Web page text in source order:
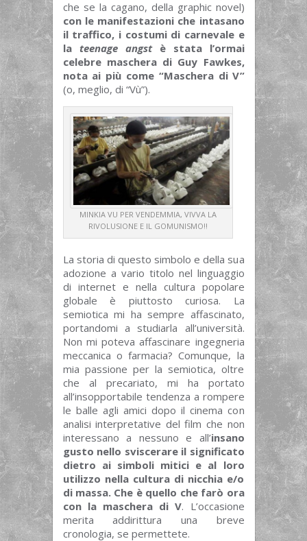
che se la cagano, della graphic novel)
con le manifestazioni che intasano
il traffico, i costumi di carnevale e
la teenage angst è stata l’ormai
celebre maschera di Guy Fawkes,
nota ai più come “Maschera di V”
(o, meglio, di “Vù”).
MINKIA VU PER VENDEMMIA, VIVVA LA
RIVOLUSIONE E IL GOMUNISMO!!
La storia di questo simbolo e della sua
adozione a vario titolo nel linguaggio
di internet e nella cultura popolare
globale è piuttosto curiosa. La
semiotica mi ha sempre affascinato,
portandomi a studiarla all’università.
Non mi poteva affascinare ingegneria
meccanica o farmacia? Comunque, la
mia passione per la semiotica, oltre
che al precariato, mi ha portato
all’insopportabile tendenza a rompere
le balle agli amici dopo il cinema con
analisi interpretative del film che non
interessano a nessuno e all’insano
gusto nello sviscerare il significato
dietro ai simboli mitici e al loro
utilizzo nella cultura di nicchia e/o
di massa. Che è quello che farò ora
con la maschera di V. L’occasione
merita addirittura una breve
cronologia, se permettete.